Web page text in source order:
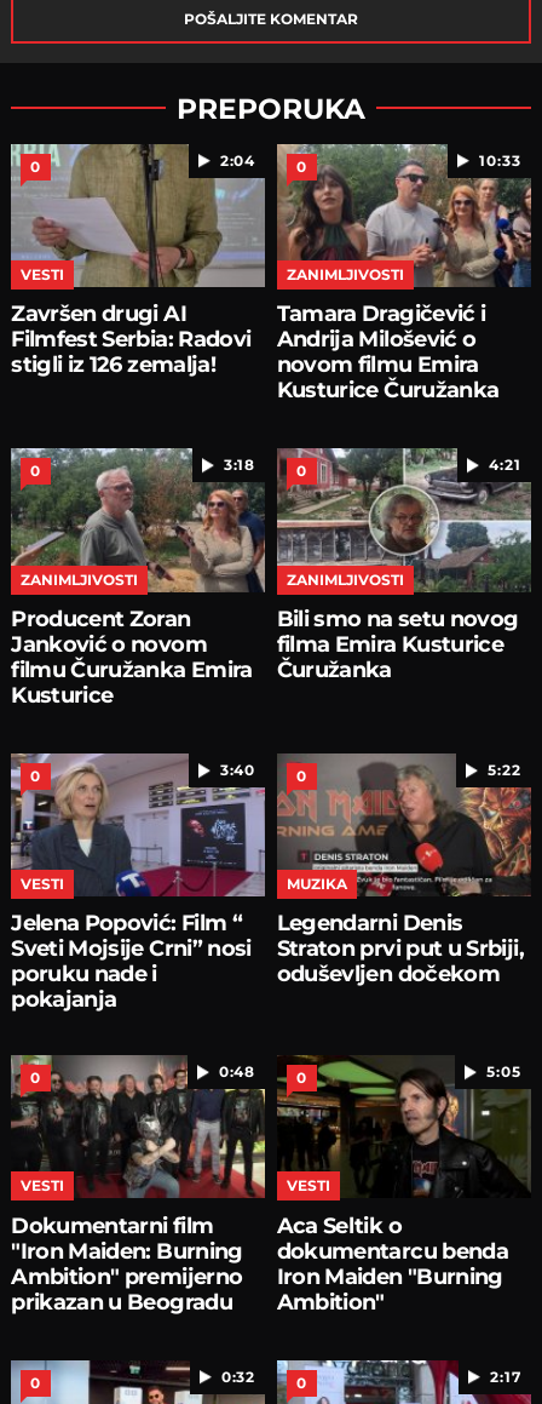
POŠALJITE KOMENTAR
PREPORUKA
2:04
0
VESTI
Završen drugi AI
Filmfest Serbia: Radovi
stigli iz 126 zemalja!
10:33
0
ZANIMLJIVOSTI
Tamara Dragičević i
Andrija Milošević o
novom filmu Emira
Kusturice Čuružanka
3:18
0
ZANIMLJIVOSTI
Producent Zoran
Janković o novom
filmu Čuružanka Emira
Kusturice
4:21
0
ZANIMLJIVOSTI
Bili smo na setu novog
filma Emira Kusturice
Čuružanka
3:40
0
VESTI
Jelena Popović: Film “
Sveti Mojsije Crni” nosi
poruku nade i
pokajanja
5:22
0
MUZIKA
Legendarni Denis
Straton prvi put u Srbiji,
oduševljen dočekom
0:48
0
VESTI
Dokumentarni film
"Iron Maiden: Burning
Ambition" premijerno
prikazan u Beogradu
5:05
0
VESTI
Aca Seltik o
dokumentarcu benda
Iron Maiden "Burning
Ambition"
0:32
0 2:17
0